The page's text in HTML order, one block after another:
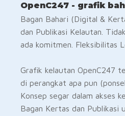
OpenC247 - grafik
Bagan Bahari (Digital &
dan Publikasi Kelautan.
ada komitmen. Fleksibilitas
Grafik kelautan OpenC247
di perangkat apa pun
Konsep segar dalam akses
Bagan Kertas dan Publikasi